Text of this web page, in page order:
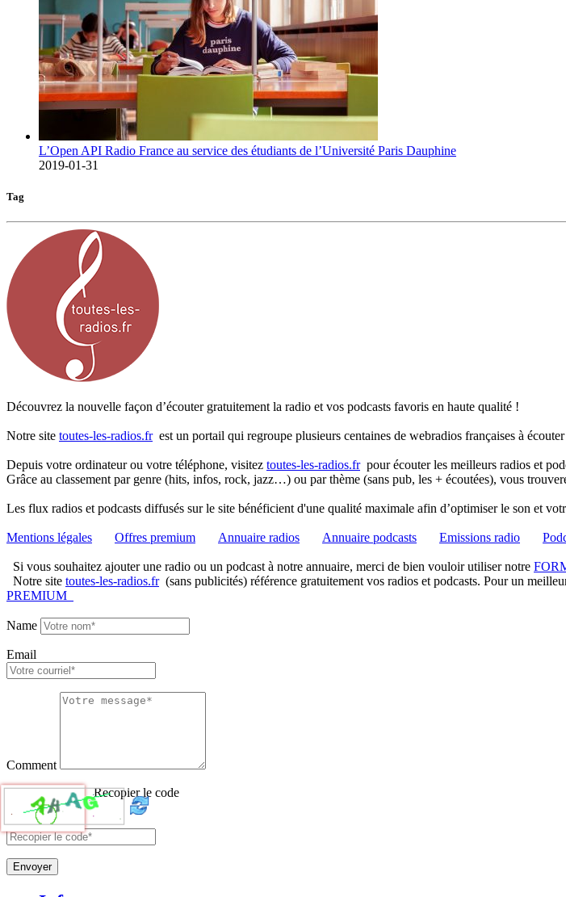
L’Open API Radio France au service des étudiants de l’Université Paris Dauphine
2019-01-31
Tag
Découvrez la nouvelle façon d’écouter gratuitement la radio et vos podcasts favoris en haute qualité !
Notre site toutes-les-radios.frest un portail qui regroupe plusieurs centaines de webradios françaises à
Depuis votre ordinateur ou votre téléphone, visitez toutes-les-radios.frpour écouter les meilleurs radios et
Grâce au classement par genre (hits, infos, rock, jazz…) ou par thème (sans pub, les + écoutées), vous
Les flux radios et podcasts diffusés sur le site bénéficient d'une qualité maximale afin d’optimiser le son et
Mentions légales Offres premium Annuaire radios Annuaire podcasts Emissions radio
Si vous souhaitez ajouter une radio ou un podcast à notre annuaire, merci de bien vouloir utiliser notre
Notre site toutes-les-radios.fr(sans publicités) référence gratuitement vos radios et podcasts. Pour un
PREMIUM
Name
Email
Comment
Recopier le code
Envoyer